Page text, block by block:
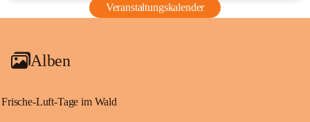
Veranstaltungskalender
Alben
Frische-Luft-Tage im Wald